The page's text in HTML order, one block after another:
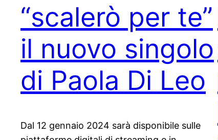
“scalerò per te”
il nuovo singolo
di Paola Di Leo
Dal 12 gennaio 2024 sarà disponibile sulle